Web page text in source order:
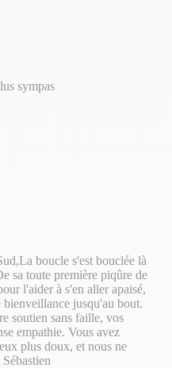
sympas
​La boucle s'est bouclée là
sa toute première piqûre de
l'aider à s'en aller apaisé,
jusqu'au bout.
soutien sans faille, vos
empathie. Vous avez
plus doux, et nous ne